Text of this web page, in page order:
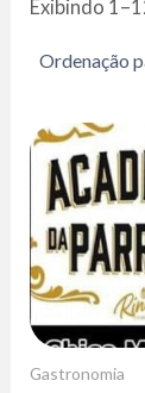
Exibindo
Gastronomia